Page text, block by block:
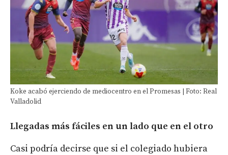
Koke acabó ejerciendo de mediocentro en el Promesas | Foto: Real
Valladolid
Llegadas más fáciles en un lado que en el otro
Casi podría decirse que si el colegiado hubiera